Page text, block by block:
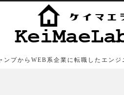
ンプからWEB系企業に転職したエン